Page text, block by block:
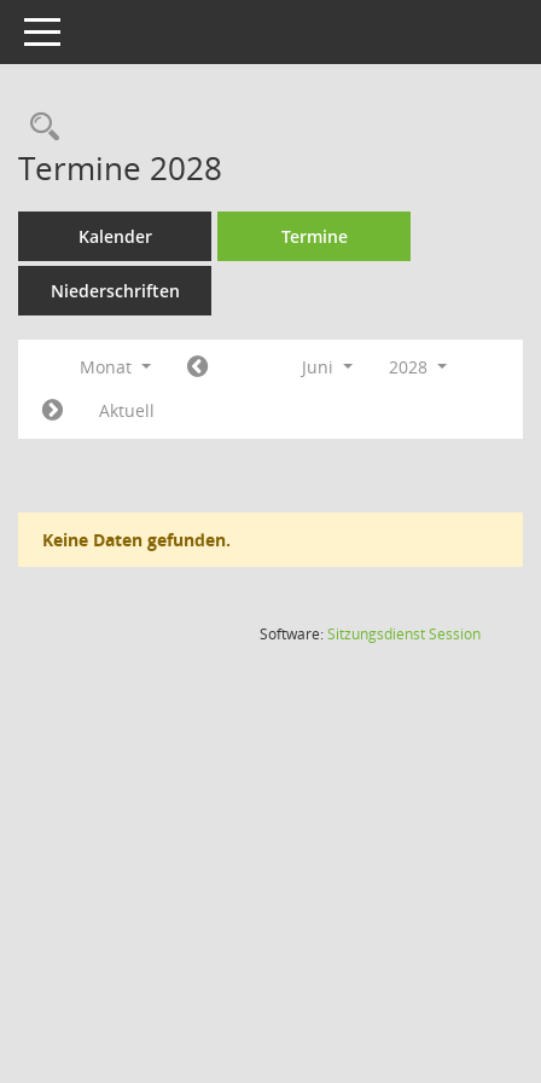
Toggle navigation
Rechercheauswahl
Termine 2028
Kalender Termine
Niederschriften
Monat Juni
2028
Aktuell
Keine Daten gefunden.
Software:SitzungsdienstSession(Wird in